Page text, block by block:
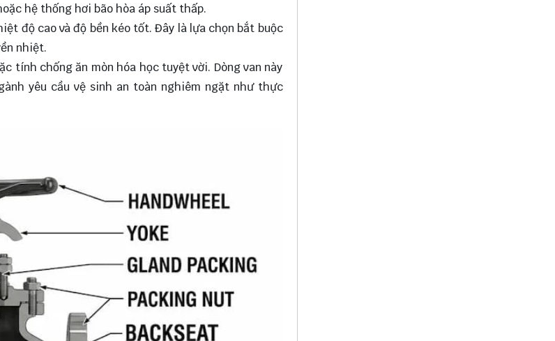
hệ thống hơi bão hòa áp suất thấp.
độ cao và độ bền kéo tốt. Đây là lựa chọn bắt buộc
nhiệt.
tính chống ăn mòn hóa học tuyệt vời. Dòng van này
yêu cầu vệ sinh an toàn nghiêm ngặt như thực